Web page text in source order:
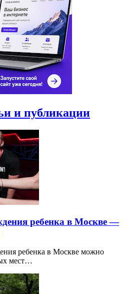
и публикации
ребенка в Москве —
ребенка в Москве можно
мест…